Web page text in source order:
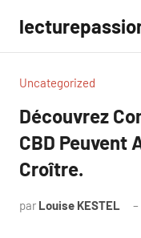
contenu
Uncategorized
Découvrez
CBD Peuvent
Croître.
par Louise KESTEL